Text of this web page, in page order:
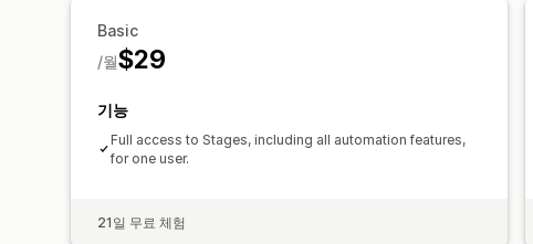
Basic
$29
/월
기능
Full access to Stages, including all automation features,
for one user.
21일 무료 체험